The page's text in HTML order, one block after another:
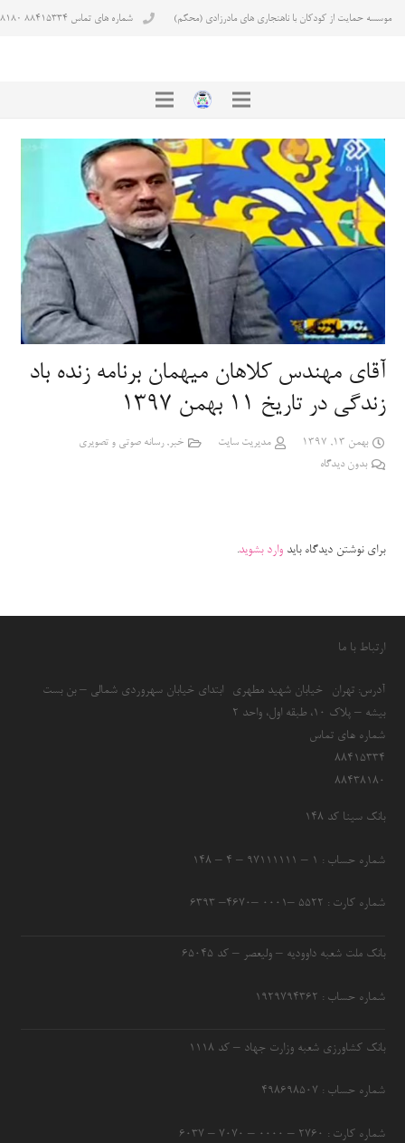
موسسه حمایت از کودکان با ناهنجاری های مادرزادی (محکم) شماره های تماس ۸۸۴۱۵۳۳۴ ۸۸۴۳۸۱۸۰
آقای مهندس کلاهان میهمان برنامه زنده باد
زندگی در تاریخ 11 بهمن 1397
بهمن 13, 1397 مدیریت سایت خبر ,رسانه صوتی و تصویری
بدون دیدگاه
برای نوشتن دیدگاه بایدوارد بشوید.
ارتباط با ما
آدرس: تهران- خیابان شهید مطهری- ابتدای خیابان سهروردی شمالی – بن بست
بیشه – پلاک 10، طبقه اول، واحد 2
شماره های تماس
۸۸۴۱۵۳۳۴
۸۸۴۳۸۱۸۰
بانک سینا کد ۱۴۸
شماره حساب : ۱ – ۹۷۱۱۱۱۱۱ – ۴ – ۱۴۸
شماره کارت : ۵۵۲۲ –۰۰۰۱ –۴۶۷۰– ۶۳۹۳
بانک ملت شعبه داوودیه – ولیعصر – کد ۶۵۰۴۵
شماره حساب : ۱۹۲۹۷۹۴۳۶۲
بانک کشاورزی شعبه وزارت جهاد – کد 1118
شماره حساب : ۴۹۸۶۹۸۵۰۷
شماره کارت : ۲۷۶۰ – ۰۰۰۰ – ۷۰۷۰ – ۶۰۳۷